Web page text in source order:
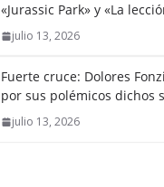
«Jurassic Park» y «La
julio 13, 2026
Fuerte cruce: Dolores
por sus polémicos dichos
julio 13, 2026